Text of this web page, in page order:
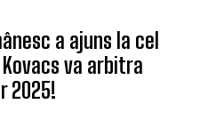
a ajuns la cel
va arbitra
2025!